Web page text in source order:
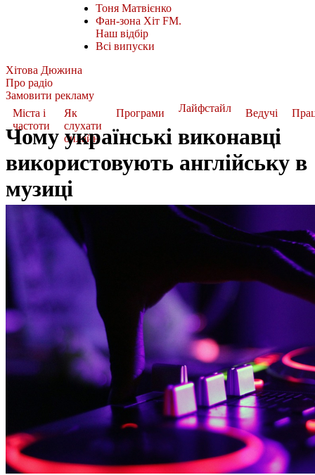
Тоня Матвієнко
Фан-зона Хіт FM.
Наш відбір
Всі випуски
Хітова Дюжина
Про радіо
Замовити рекламу
Міста і
частоти
Як
слухати
онлайн
Програми Лайфстайл Ведучі
Чому українські виконавці
використовують англійську в
музиці